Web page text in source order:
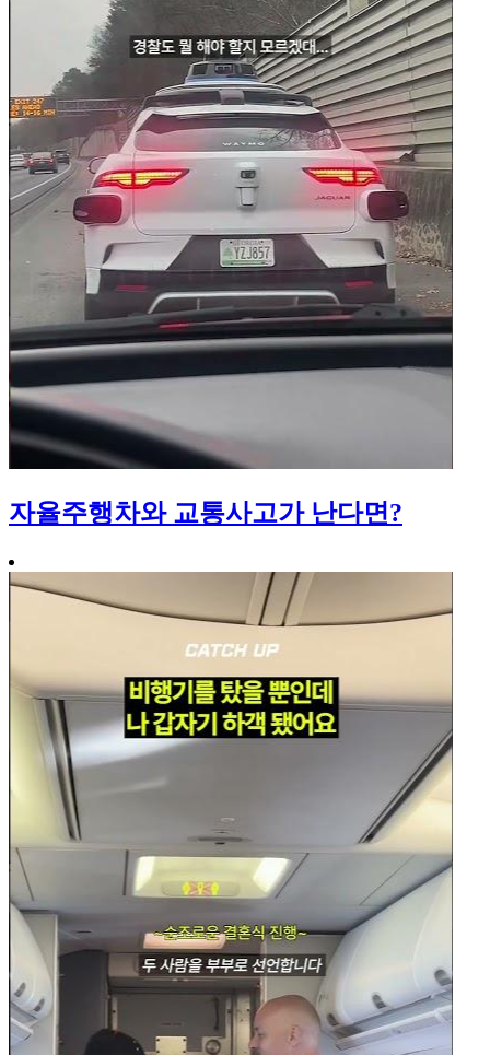
자율주행차와 교통사고가 난다면?